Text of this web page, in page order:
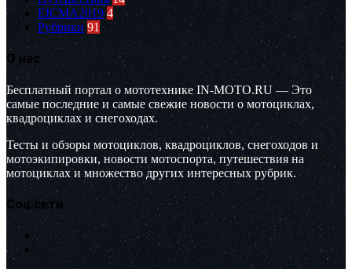
EICMA2019 4
Рубрики 91
О нас
Бесплатный портал о мототехнике IN-MOTO.RU — Это
самые последние и самые свежие новости о мотоциклах,
квадроциклах и снегоходах.
Тесты и обзоры мотоциклов, квадроциклов, снегоходов и
мотоэкипировки, новости мотоспорта, путешествия на
мотоциклах и множество других интересных рубрик.
Соц.сети